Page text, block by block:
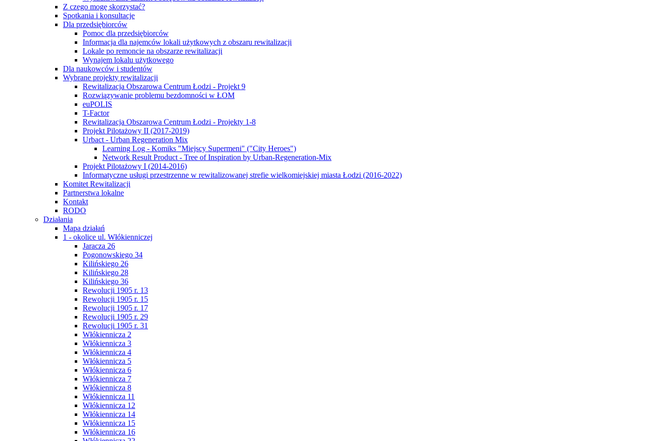
Z czego mogę skorzystać?
Spotkania i konsultacje
Dla przedsiębiorców
Pomoc dla przedsiębiorców
Informacja dla najemców lokali użytkowych z obszaru rewitalizacji
Lokale po remoncie na obszarze rewitalizacji
Wynajem lokalu użytkowego
Dla naukowców i studentów
Wybrane projekty rewitalizacji
Rewitalizacja Obszarowa Centrum Łodzi - Projekt 9
Rozwiązywanie problemu bezdomności w ŁOM
euPOLIS
T-Factor
Rewitalizacja Obszarowa Centrum Łodzi - Projekty 1-8
Projekt Pilotażowy II (2017-2019)
Urbact - Urban Regeneration Mix
Learning Log - Komiks "Miejscy Supermeni" ("City Heroes")
Network Result Product - Tree of Inspiration by Urban-Regeneration-Mix
Projekt Pilotażowy I (2014-2016)
Informatyczne usługi przestrzenne w rewitalizowanej strefie wielkomiejskiej miasta Łodzi (2016-2022)
Komitet Rewitalizacji
Partnerstwa lokalne
Kontakt
RODO
Działania
Mapa działań
1 - okolice ul. Włókienniczej
Jaracza 26
Pogonowskiego 34
Kilińskiego 26
Kilińskiego 28
Kilińskiego 36
Rewolucji 1905 r. 13
Rewolucji 1905 r. 15
Rewolucji 1905 r. 17
Rewolucji 1905 r. 29
Rewolucji 1905 r. 31
Włókiennicza 2
Włókiennicza 3
Włókiennicza 4
Włókiennicza 5
Włókiennicza 6
Włókiennicza 7
Włókiennicza 8
Włókiennicza 11
Włókiennicza 12
Włókiennicza 14
Włókiennicza 15
Włókiennicza 16